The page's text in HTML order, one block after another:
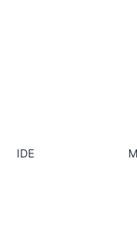
IDE